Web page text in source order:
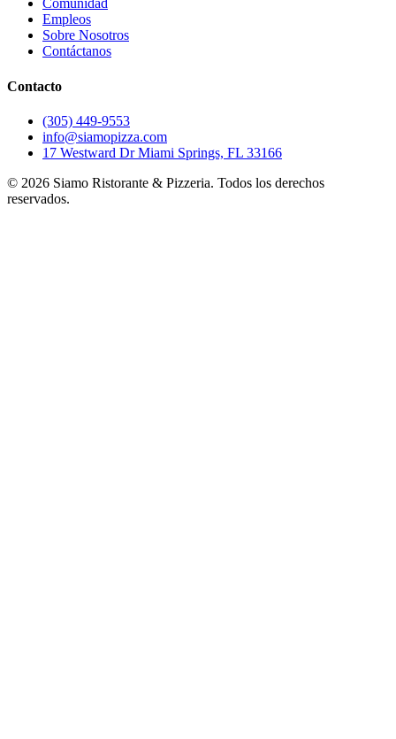
Comunidad
Empleos
Sobre Nosotros
Contáctanos
Contacto
(305) 449-9553
info@siamopizza.com
17 Westward Dr Miami Springs, FL 33166
© 2026 Siamo Ristorante & Pizzeria. Todos los derechos
reservados.